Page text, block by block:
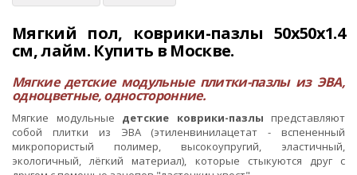
Мягкий пол, коврики-пазлы 50x50x1.4
см, лайм. Купить в Москве.
Мягкие детские модульные плитки-пазлы из ЭВА,
одноцветные, односторонние.
Мягкие модульные детские коврики-пазлы представляют
собой плитки из ЭВА (этиленвинилацетат - вспененный
микропористый полимер, высокоупругий, эластичный,
экологичный, лёгкий материал), которые стыкуются друг с